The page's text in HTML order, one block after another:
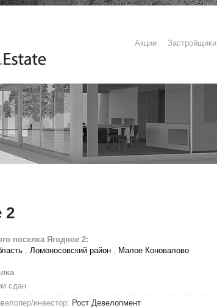
Акции Застройщики
2
поселка Ягодное 2:
, Ломоносовский район , Малое Коновалово
сдан
инвестор: Рост Девелопмент